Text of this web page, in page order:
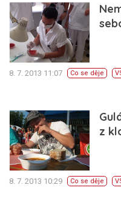
8. 7. 2013 11:07 Co se děje
z
8. 7. 2013 10:29 Co se děje